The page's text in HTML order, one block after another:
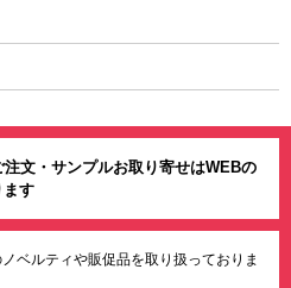
文・サンプルお取り寄せはWEBの
ます
ベルティや販促品を取り扱っておりま